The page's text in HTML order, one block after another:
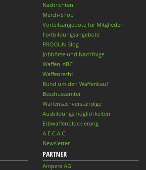
Nachrichten
Merch-Shop
Vorteilsangebote für Mitglieder
Fortbildungsangebote
PROGUN Blog
Jobbörse und Nachfolge
Waffen-ABC
Waffenrecht
Rund um den Waffenkauf
Beschussämter
Waffensachverständige
Ausbildungsmöglichkeiten
Erbwaffenblockierung
A.E.C.A.C.
Newsletter
PARTNER
Ampere AG